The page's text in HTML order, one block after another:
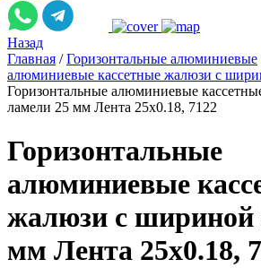
Назад
Главная / Горизонтальные алюминиевые
алюминиевые кассетные жалюзи с
Горизонтальные алюминиевые
ламели 25 мм Лента 25x0.18, 7122
Горизонтальные
алюминиевые
жалюзи с шириной
мм Лента 25x0.18,